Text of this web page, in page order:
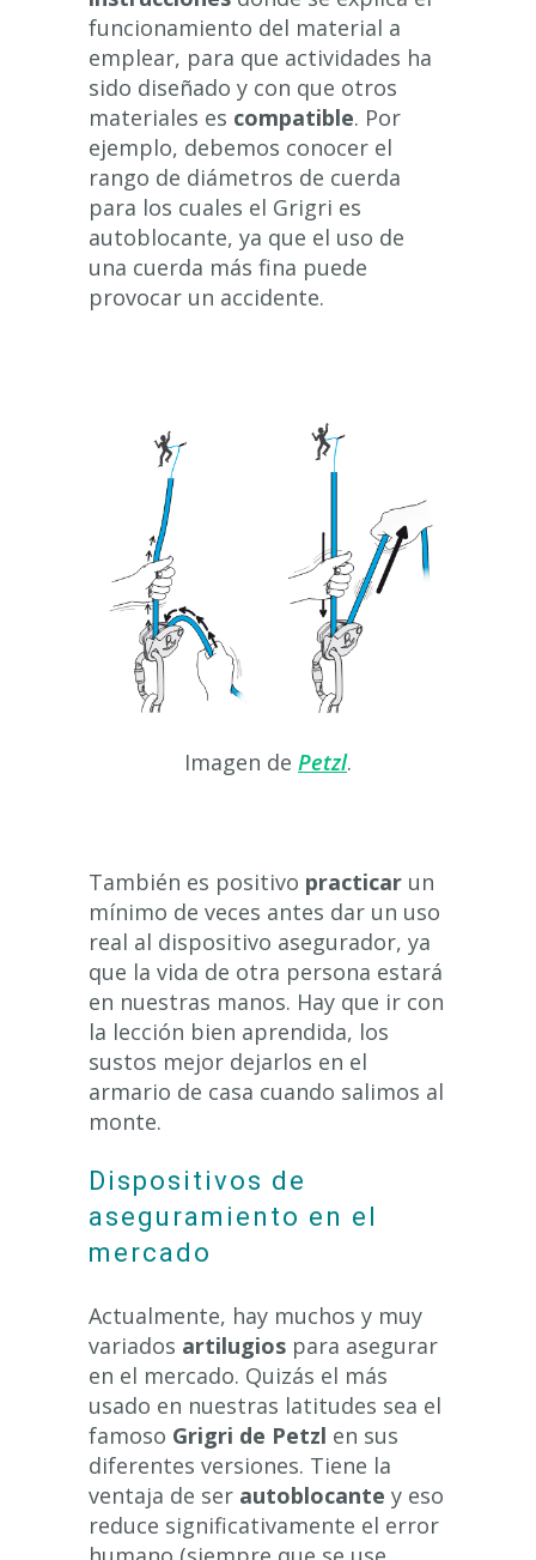
funcionamiento del material a
emplear, para que actividades ha
sido diseñado y con que otros
materiales es compatible. Por
ejemplo, debemos conocer el
rango de diámetros de cuerda
para los cuales el Grigri es
autoblocante, ya que el uso de
una cuerda más fina puede
provocar un accidente.
Imagen de Petzl.
También es positivo practicar un
mínimo de veces antes dar un uso
real al dispositivo asegurador, ya
que la vida de otra persona estará
en nuestras manos. Hay que ir con
la lección bien aprendida, los
sustos mejor dejarlos en el
armario de casa cuando salimos al
monte.
Dispositivos de
aseguramiento en el
mercado
Actualmente, hay muchos y muy
variados artilugios para asegurar
en el mercado. Quizás el más
usado en nuestras latitudes sea el
famoso Grigri de Petzl en sus
diferentes versiones. Tiene la
ventaja de ser autoblocante y eso
reduce significativamente el error